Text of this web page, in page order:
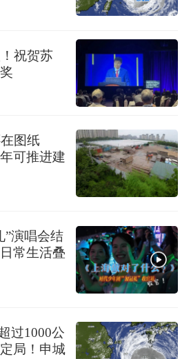
祝贺苏
图纸
可推进建
”演唱会结
常生活叠
过1000公
局！申城